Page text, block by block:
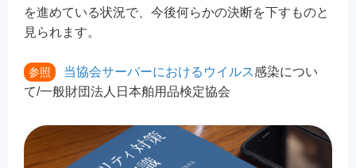
を進めている状況で、今後何らかの決断を下すものと
見られます。
参照 当協会サーバーにおける ウイルス感染につい
て/一般財団法人日本舶用品検定協会